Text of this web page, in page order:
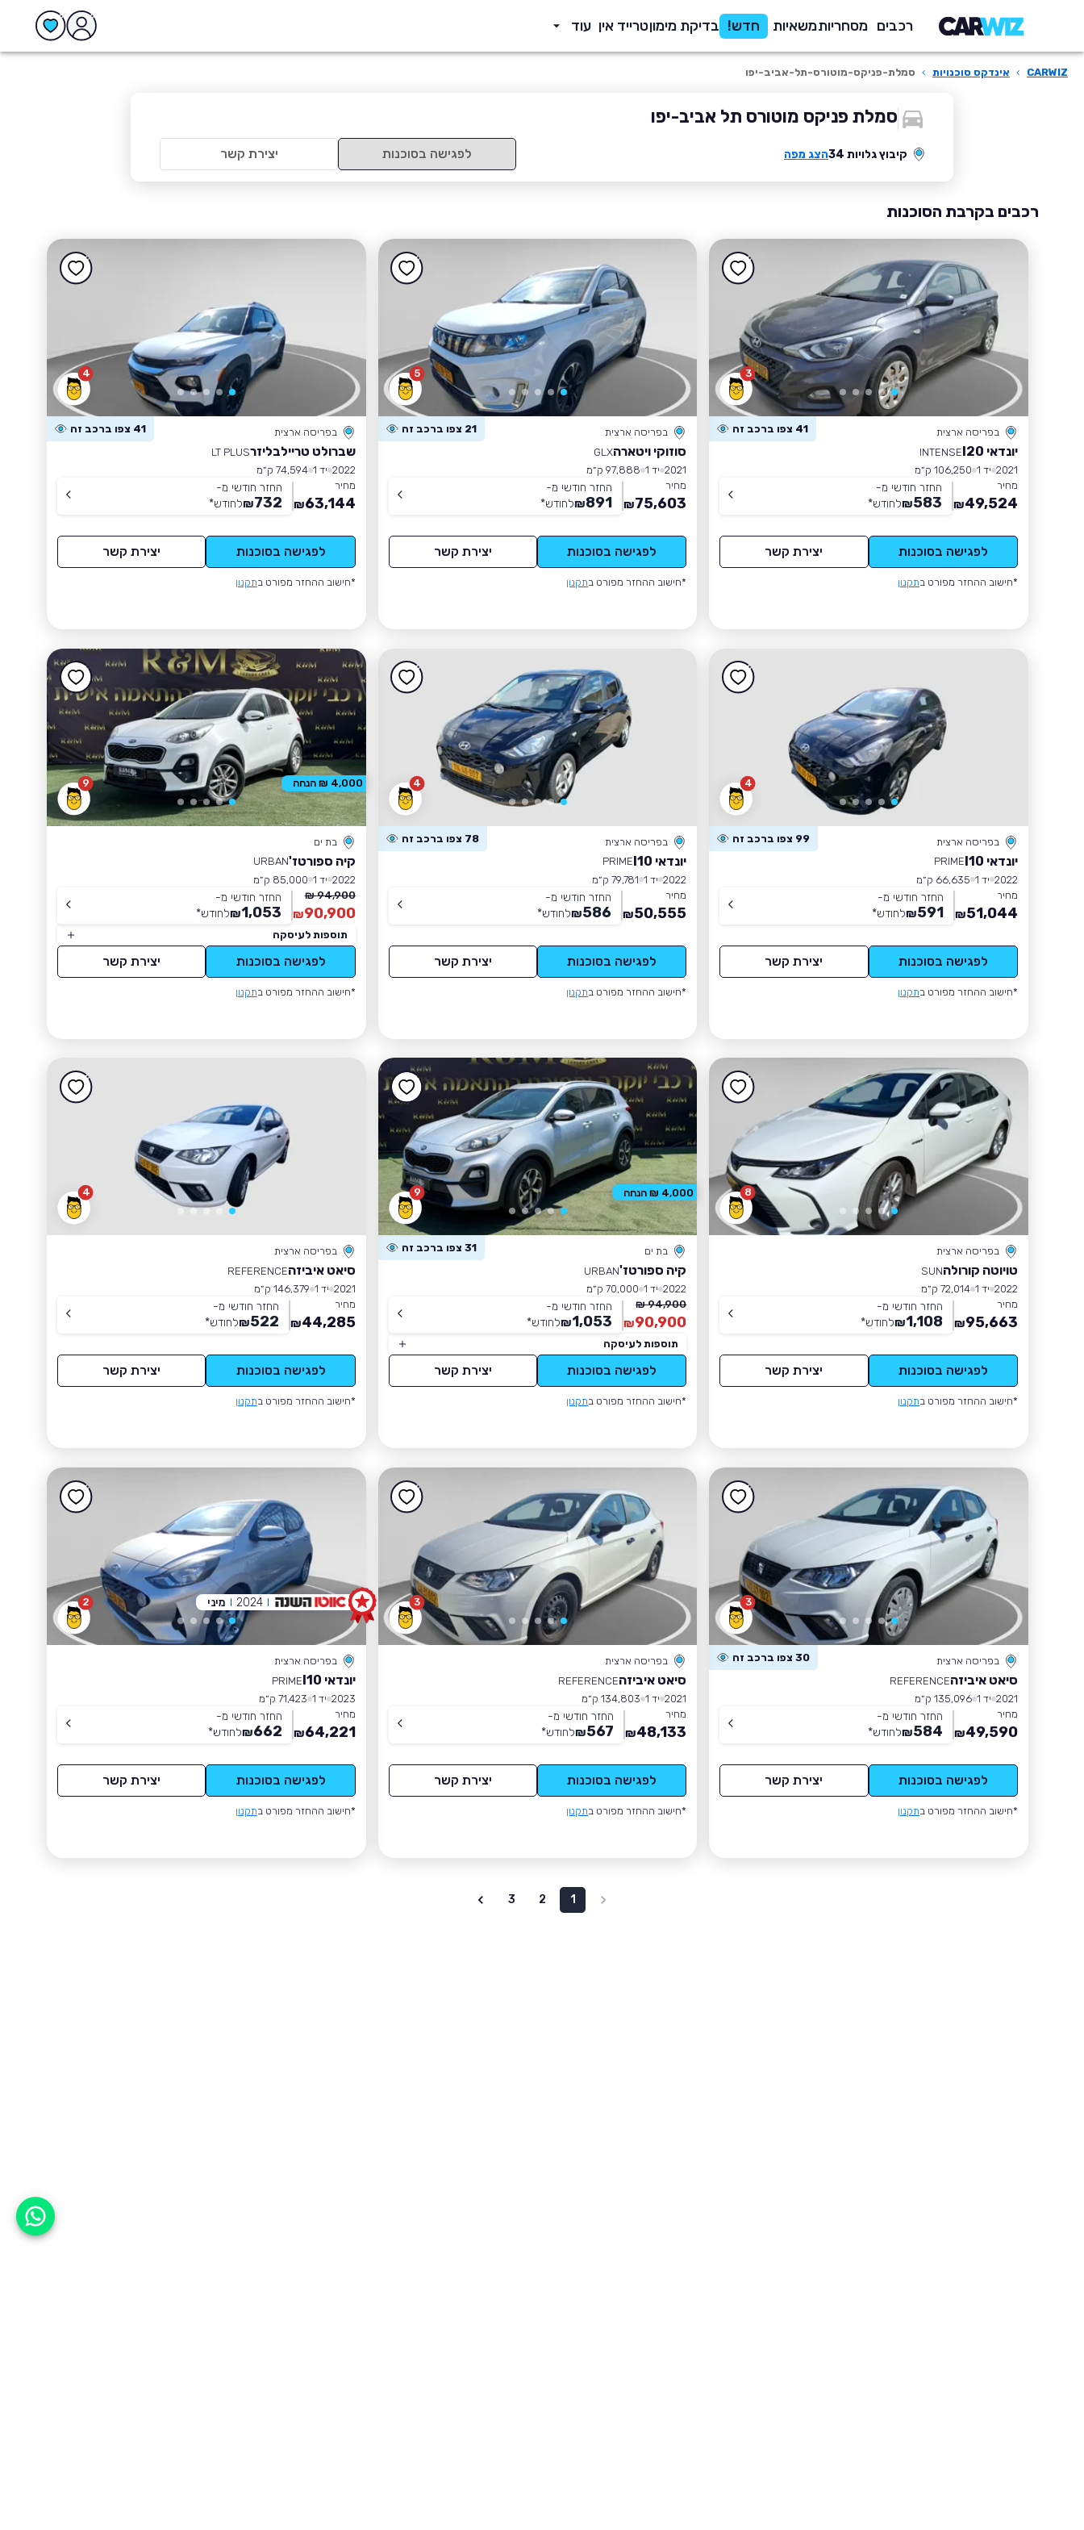
רכבים מסחריותמשאיות חדש! בדיקת מימוןטרייד אין עוד
CARWIZ
› אינדקס סוכנויות › סמלת-פניקס-מוטורס-תל-אביב-יפו
סמלת פניקס מוטורס תל אביב-יפו
קיבוץ גלויות 34 הצג מפה לפגישה בסוכנות יצירת קשר
רכבים בקרבת הסוכנות
3
בפריסה ארצית 41 צפו ברכב זה
יונדאי I20
INTENSE
2021 יד 1
106,250 ק״מ
מחיר
49,524
₪
החזר חודשי מ-
583
₪לחודש*
לפגישה בסוכנות יצירת קשר
*חישוב ההחזר מפורט בתקנון
5
בפריסה ארצית 21 צפו ברכב זה
סוזוקי ויטארהGLX
2021 יד 1
97,888 ק״מ
מחיר
75,603
₪
החזר חודשי מ-
891
₪לחודש*
לפגישה בסוכנות יצירת קשר
*חישוב ההחזר מפורט בתקנון
4
בפריסה ארצית 41 צפו ברכב זה
שברולט טריילבליזרLT PLUS
2022 יד 1
74,594 ק״מ
מחיר
63,144
₪
החזר חודשי מ-
732
₪לחודש*
לפגישה בסוכנות יצירת קשר
*חישוב ההחזר מפורט בתקנון
4
בפריסה ארצית 99 צפו ברכב זה
יונדאי I10
PRIME
2022 יד 1
66,635 ק״מ
מחיר
51,044
₪
החזר חודשי מ-
591
₪לחודש*
לפגישה בסוכנות יצירת קשר
*חישוב ההחזר מפורט בתקנון
4
בפריסה ארצית 78 צפו ברכב זה
יונדאי I10
PRIME
2022 יד 1
79,781 ק״מ
מחיר
50,555
₪
החזר חודשי מ-
586
₪לחודש*
לפגישה בסוכנות יצירת קשר
*חישוב ההחזר מפורט בתקנון
9
בת ים
קיה ספורטז'URBAN
2022 יד 1
85,000 ק״מ
94,900 ₪
90,900
₪
החזר חודשי מ-
1,053
₪לחודש*
תוספות לעיסקה
לפגישה בסוכנות יצירת קשר
*חישוב ההחזר מפורט בתקנון
4,000 ₪ הנחה
8
בפריסה ארצית
טויוטה קורולהSUN
2022 יד 1
72,014 ק״מ
מחיר
95,663
₪
החזר חודשי מ-
1,108
₪לחודש*
לפגישה בסוכנות יצירת קשר
*חישוב ההחזר מפורט בתקנון
9
בת ים 31 צפו ברכב זה
קיה ספורטז'URBAN
2022 יד 1
70,000 ק״מ
94,900 ₪
90,900
₪
החזר חודשי מ-
1,053
₪לחודש*
תוספות לעיסקה
לפגישה בסוכנות יצירת קשר
*חישוב ההחזר מפורט בתקנון
4,000 ₪ הנחה 4
בפריסה ארצית
סיאט איביזהREFERENCE
2021 יד 1
146,379 ק״מ
מחיר
44,285
₪
החזר חודשי מ-
522
₪לחודש*
לפגישה בסוכנות יצירת קשר
*חישוב ההחזר מפורט בתקנון
3
בפריסה ארצית 30 צפו ברכב זה
סיאט איביזהREFERENCE
2021 יד 1
135,096 ק״מ
מחיר
49,590
₪
החזר חודשי מ-
584
₪לחודש*
לפגישה בסוכנות יצירת קשר
*חישוב ההחזר מפורט בתקנון
3
בפריסה ארצית
סיאט איביזהREFERENCE
2021 יד 1
134,803 ק״מ
מחיר
48,133
₪
החזר חודשי מ-
567
₪לחודש*
לפגישה בסוכנות יצירת קשר
*חישוב ההחזר מפורט בתקנון
2
בפריסה ארצית
יונדאי I10
PRIME
2023 יד 1
71,423 ק״מ
מחיר
64,221
₪
החזר חודשי מ-
662
₪לחודש*
לפגישה בסוכנות יצירת קשר
*חישוב ההחזר מפורט בתקנון
2024 מיני
1
2
3
אפשר לעזור?